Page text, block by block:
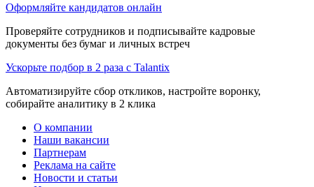
Оформляйте кандидатов онлайн
Проверяйте сотрудников и подписывайте кадровые
документы без бумаг и личных встреч
Ускорьте подбор в 2 раза с Talantix
Автоматизируйте сбор откликов, настройте воронку,
собирайте аналитику в 2 клика
О компании
Наши вакансии
Партнерам
Реклама на сайте
Новости и статьи